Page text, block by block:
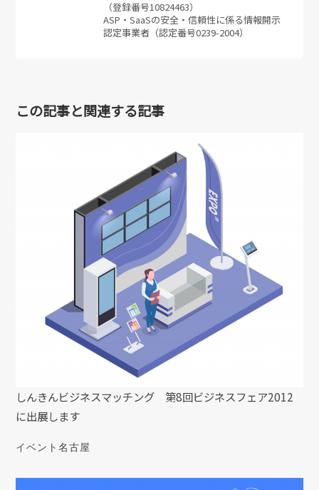
（登録番号10824463）
ASP・SaaSの安全・信頼性に係る情報開示
認定事業者（認定番号0239-2004）
この記事と関連する記事
しんきんビジネスマッチング 第8回ビジネスフェア2012
に出展します
イベント名古屋